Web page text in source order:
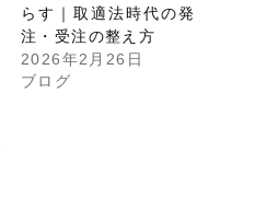
らす｜取適法時代の発
注・受注の整え方
2026年2月26日
ブログ